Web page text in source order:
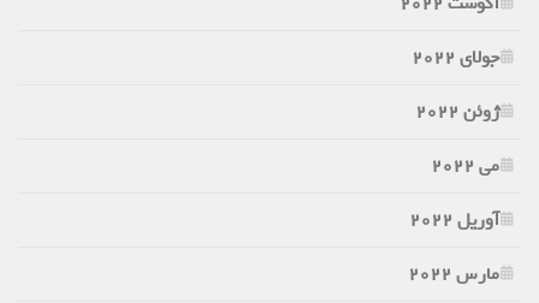
جولای 2022
ژوئن 2022
می 2022
آوریل 2022
مارس 2022